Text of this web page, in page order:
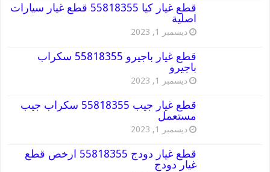
قطع غيار كيا 55818355 قطع غيار سيارات
اصلية
ديسمبر 1, 2023
قطع غيار باجيرو 55818355 سكراب
باجيرو
ديسمبر 1, 2023
قطع غيار جيب 55818355 سكراب جيب
مستعمل
ديسمبر 1, 2023
قطع غيار دودج 55818355 ارخص قطع
غيار دودج